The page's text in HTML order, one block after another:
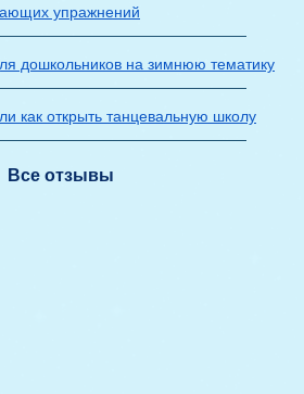
упражнений
дошкольников на зимнюю тематику
как открыть танцевальную школу
Все отзывы